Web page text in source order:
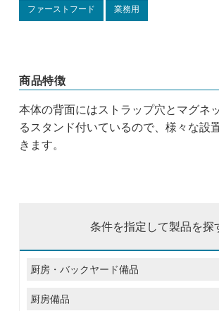
ファーストフード 業務用
商品特徴
本体の背面にはストラップ穴とマグネ
るスタンド付いているので、様々な設
きます。
条件を指定して製品を探